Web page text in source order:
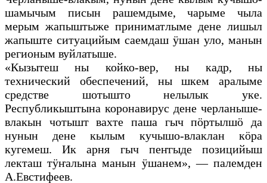
шамычым писын рашемдыме, чарыме чыла
мерым жапыштыже приниматлыме дене лишыл
жапыште ситуацийым саемдаш ӱшан уло, манын
регионым вуйлатыше.
«Кызытеш ны койко-вер, ны кадр, ны
технический обеспечений, ны шкем аралыме
средстве шотышто нелылык уке.
Республикыштына коронавирус дене черланыше-
влакын чотышт вахте паша гыч пӧртылшӧ да
нунын дене кылым кучышо-влаклан кӧра
кугемеш. Ик арня гыч пеҥгыде позицийыш
лекташ тӱҥалына манын ӱшанем», — палемден
А.Евстифеев.